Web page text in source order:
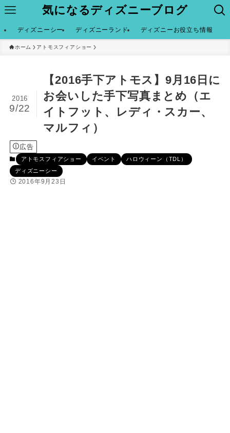
気になるディズニーブログ
ディズニーシー ディズニーランド ディズニーお役立ち情報
ホーム アトモスフィアショー
【2016手下アトモス】9月16日に
お会いした手下写真まとめ（エ
イトフット、レディ・スカー、
マルフィ）
2016
9/22
広告
アトモスフィアショー イベント
ハロウィーン（TDL）
ディズニーシー
2016年9月23日